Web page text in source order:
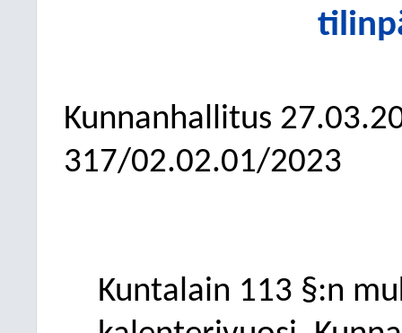
Kunnanhallitus
317/02.02.01/2023
Kuntalain 113 §:n